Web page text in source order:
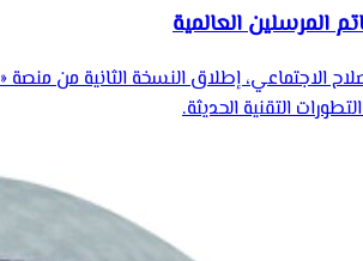
المرسلين العالمية
الاجتماعي، إطلاق النسخة الثانية من
التقنية الحديثة.